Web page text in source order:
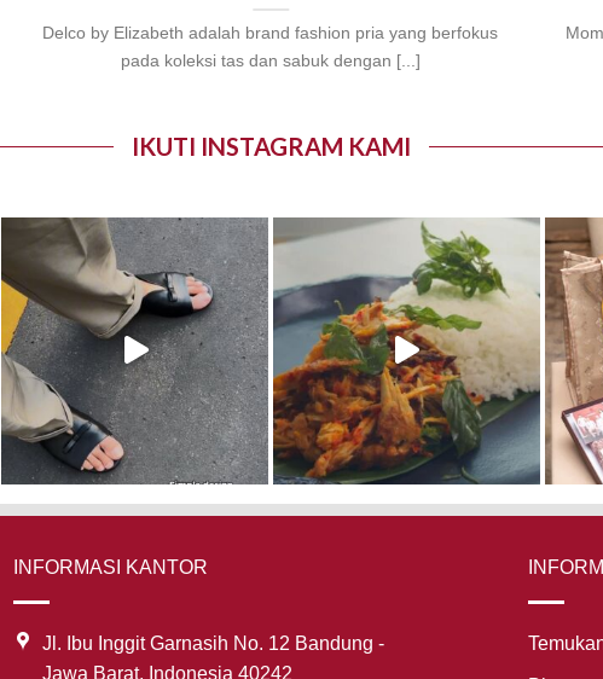
Delco by Elizabeth adalah brand fashion pria yang berfokus
pada koleksi tas dan sabuk dengan [...]
IKUTI INSTAGRAM KAMI
INFORMASI KANTOR
Jl. Ibu Inggit Garnasih No. 12 Bandung -
Jawa Barat, Indonesia 40242